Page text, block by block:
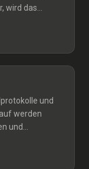
wird das
und
werden
und
läuft
Tage (inaktive